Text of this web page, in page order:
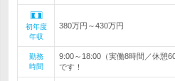
初年度
年収
380万円～430万円
勤務
時間
9:00～18:00（実働8時間／休憩
です！